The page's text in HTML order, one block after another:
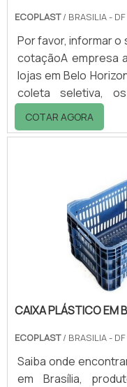
ECOPLAST/ BRASILIA - DF
Por favor, informar o
cotaçãoA empresa
lojas em Belo
coleta seletiva,
resíduos são
lixeiras exclusivas.
processo da
cada vez mais
sustentabilidade e
meio ambiente.
criadas e entre
seleção do.
COTAR AGORA
CAIXA PLÁSTICO EM
ECOPLAST/ BRASILIA - DF
Saiba onde
em Brasília,